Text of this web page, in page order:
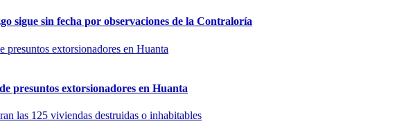
sigue sin fecha por observaciones de la Contraloría
presuntos extorsionadores en Huanta